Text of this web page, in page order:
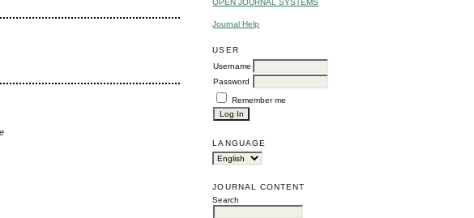
OPEN JOURNAL SYSTEMS
Journal Help
USER
Username
Password
Remember me
LANGUAGE
JOURNAL CONTENT
Search